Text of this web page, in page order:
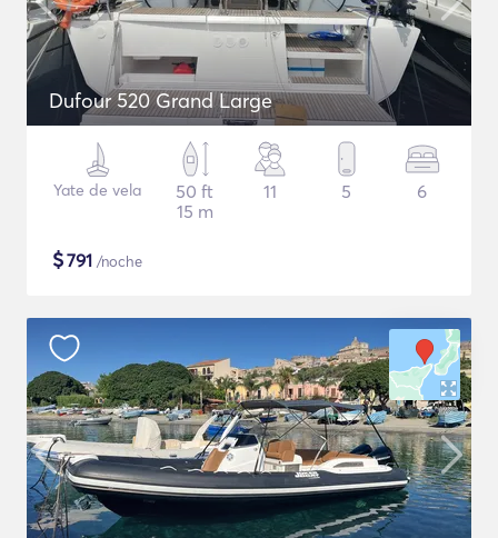
Dufour 520 Grand Large
Yate de vela
50 ft
15 m
11 5 6
$791 /noche